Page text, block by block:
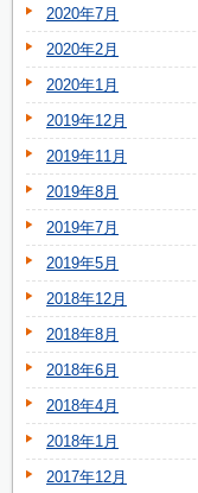
2020年7月
2020年2月
2020年1月
2019年12月
2019年11月
2019年8月
2019年7月
2019年5月
2018年12月
2018年8月
2018年6月
2018年4月
2018年1月
2017年12月